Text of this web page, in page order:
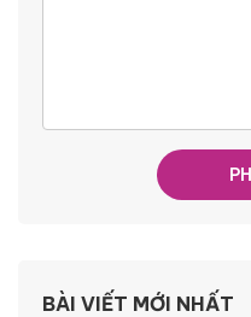
BÀI VIẾT MỚI NHẤT